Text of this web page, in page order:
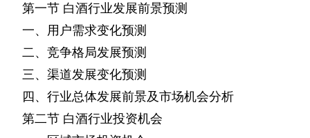
第一节 白酒行业发展前景预测
一、用户需求变化预测
二、竞争格局发展预测
三、渠道发展变化预测
四、行业总体发展前景及市场机会分析
第二节 白酒行业投资机会